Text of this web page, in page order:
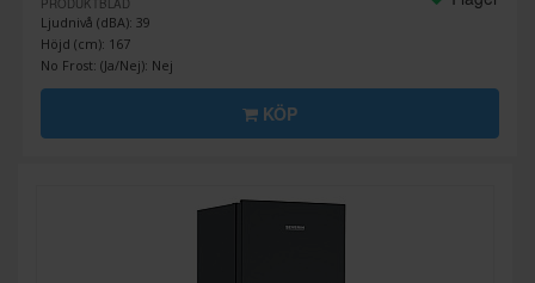
PRODUKTBLAD
Ljudnivå (dBA): 39
Höjd (cm): 167
No Frost: (Ja/Nej): Nej
KÖP